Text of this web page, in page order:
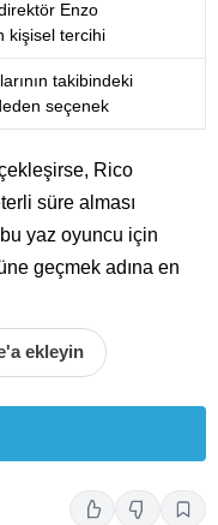
Enzo
kişisel tercihi
takibindeki
seçenek
Rico
süre alması
yaz oyuncu için
geçmek adına en
ekleyin